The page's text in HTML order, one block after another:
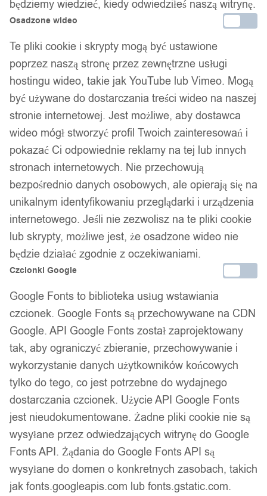
40,00zł
Darmowa dostawa od 90 zł
Zamówienia złożone do 14:00 wysyłamy tego samego dnia.
Dostawa w 24h
Zamówienia złożone do 14:00 wysyłamy tego samego dnia.
Kod produktu:
O17S-R10
Dostępny w magazynie - szybka dostawa
Dodaj do koszyka
Zamówienia złożone do 14:00 w dni robocze wysyłamy tego
samego dnia.
14 dni na zwrot
Gwarancja producenta
Wsparcie w zakupie
Podobne produkty
będziemy wiedzieć, kiedy odwiedziłeś naszą witrynę.
Osadzone wideo
Te pliki cookie i skrypty mogą być ustawione
poprzez naszą stronę przez zewnętrzne usługi
hostingu wideo, takie jak YouTube lub Vimeo. Mogą
być używane do dostarczania treści wideo na naszej
stronie internetowej. Jest możliwe, aby dostawca
wideo mógł stworzyć profil Twoich zainteresowań i
pokazać Ci odpowiednie reklamy na tej lub innych
stronach internetowych. Nie przechowują
bezpośrednio danych osobowych, ale opierają się na
unikalnym identyfikowaniu przeglądarki i urządzenia
internetowego. Jeśli nie zezwolisz na te pliki cookie
lub skrypty, możliwe jest, że osadzone wideo nie
będzie działać zgodnie z oczekiwaniami.
Czcionki Google
Google Fonts to biblioteka usług wstawiania
czcionek. Google Fonts są przechowywane na CDN
Google. API Google Fonts został zaprojektowany
tak, aby ograniczyć zbieranie, przechowywanie i
wykorzystanie danych użytkowników końcowych
tylko do tego, co jest potrzebne do wydajnego
dostarczania czcionek. Użycie API Google Fonts
jest nieudokumentowane. Żadne pliki cookie nie są
wysyłane przez odwiedzających witrynę do Google
Fonts API. Żądania do Google Fonts API są
wysyłane do domen o konkretnych zasobach, takich
jak fonts.googleapis.com lub fonts.gstatic.com.